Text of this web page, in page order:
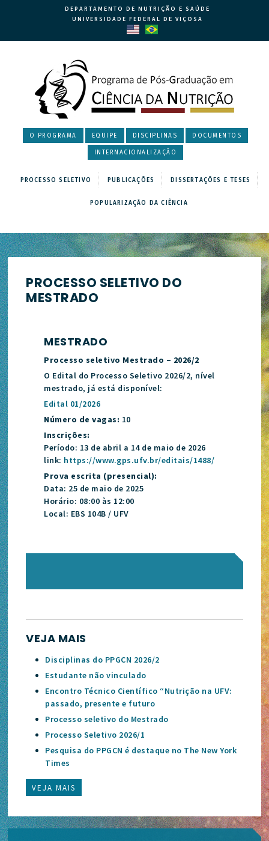
DEPARTAMENTO DE NUTRIÇÃO E SAÚDE
UNIVERSIDADE FEDERAL DE VIÇOSA
O PROGRAMA EQUIPE DISCIPLINAS DOCUMENTOS
INTERNACIONALIZAÇÃO
PROCESSO SELETIVO PUBLICAÇÕES DISSERTAÇÕES E TESES
POPULARIZAÇÃO DA CIÊNCIA
PROCESSO SELETIVO DO
MESTRADO
MESTRADO
Processo seletivo Mestrado – 2026/2
O Edital do Processo Seletivo 2026/2, nível
mestrado, já está disponível:
Edital 01/2026
Número de vagas: 10
Inscrições:
Período: 13 de abril a 14 de maio de 2026
link: https://www.gps.ufv.br/editais/1488/
Prova escrita (presencial):
Data: 25 de maio de 2025
Horário: 08:00 às 12:00
Local: EBS 104B / UFV
VEJA MAIS
Disciplinas do PPGCN 2026/2
Estudante não vinculado
Encontro Técnico Científico “Nutrição na UFV:
passado, presente e futuro
Processo seletivo do Mestrado
Processo Seletivo 2026/1
Pesquisa do PPGCN é destaque no The New York
Times
VEJA MAIS